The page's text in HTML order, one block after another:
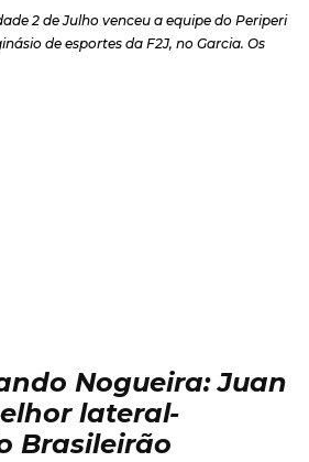
2 de Julho venceu a equipe do Periperi
de esportes da F2J, no Garcia. Os
Nogueira: Juan
lateral-
Brasileirão